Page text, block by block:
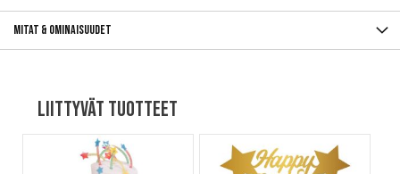
Mitat & ominaisuudet
Liittyvät tuotteet